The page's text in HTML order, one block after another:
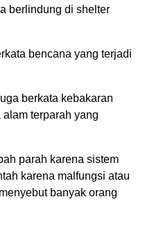
berlindung di shelter
bencana yang terjadi
berkata kebakaran
terparah yang
parah karena sistem
karena malfungsi atau
banyak orang